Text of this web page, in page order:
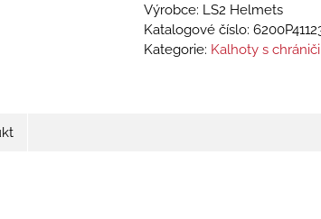
Výrobce: LS2 Helmets
Katalogové číslo:
Kategorie: Kalhoty s chrániči